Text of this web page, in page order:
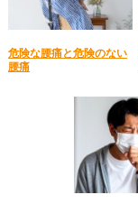
危険な腰痛と危険のない
腰痛